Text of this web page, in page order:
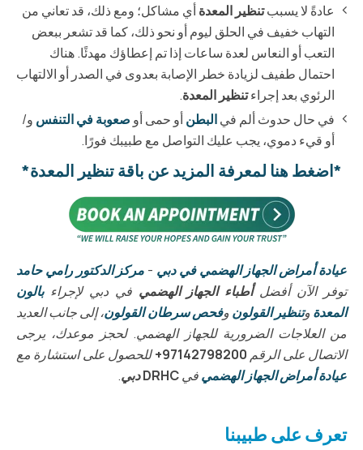
عادةً لا يسببتنظير المعدةأي مشاكل؛ ومع ذلك، قد تعاني من
التهاب خفيف في الحلق ليوم أو نحو ذلك، كما قد تشعر ببعض
التعب أو النعاس لعدة ساعات إذا تم إعطاؤك مهدئًا. هناك
احتمال طفيف لزيادة خطر الإصابة بعدوى في الصدر أو الالتهاب
الرئوي بعد إجراءتنظير المعدة.
في حال حدوث ألم فيالبطنأو حمى أو صعوبة في التنفس و/
أو قيء دموي، يجب عليك التواصل مع طبيبك فورًا.
*اضغط هنا لمعرفة المزيد عن باقة تنظير المعدة*
عيادة أمراض الجهاز الهضمي في دبي - مركز الدكتور رامي حامد
توفر الآن أفضلأطباء الجهاز الهضمي في دبي لإجراءبالون
المعدة وتنظير القولون وفحص سرطان القولون، إلى جانب العديد
من العلاجات الضرورية للجهاز الهضمي. لحجز موعدك، يرجى
الاتصال على الرقم 97142798200+ للحصول على استشارة مع
عيادة أمراض الجهاز الهضميفيDRHC دبي .
تعرف على طبيبنا